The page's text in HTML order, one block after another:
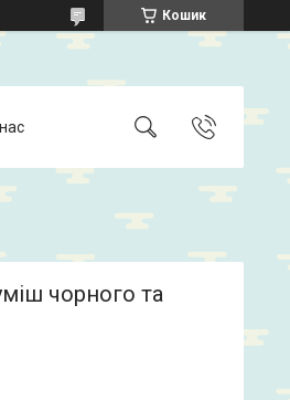
Кошик
чорного та